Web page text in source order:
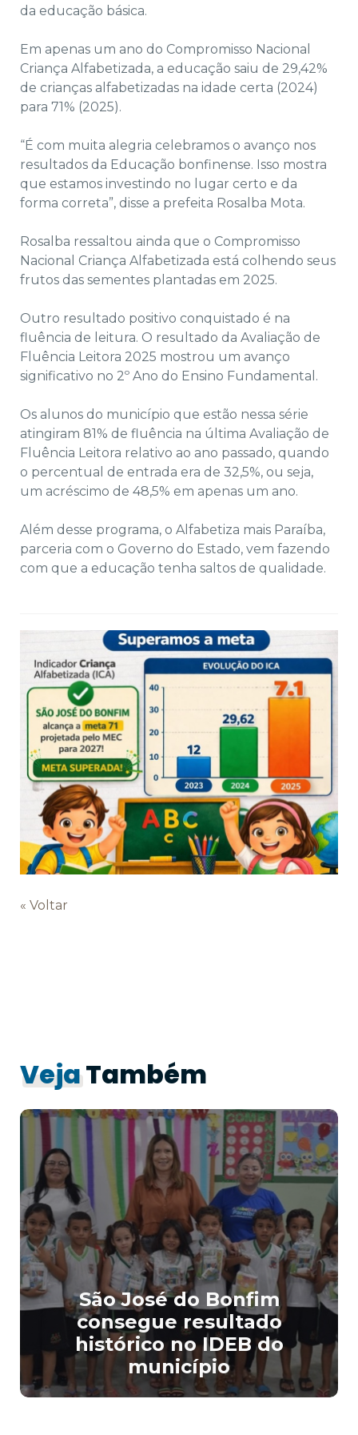
da educação básica.
Em apenas um ano do Compromisso Nacional
Criança Alfabetizada, a educação saiu de 29,42%
de crianças alfabetizadas na idade certa (2024)
para 71% (2025).
“É com muita alegria celebramos o avanço nos
resultados da Educação bonfinense. Isso mostra
que estamos investindo no lugar certo e da
forma correta”, disse a prefeita Rosalba Mota.
Rosalba ressaltou ainda que o Compromisso
Nacional Criança Alfabetizada está colhendo seus
frutos das sementes plantadas em 2025.
Outro resultado positivo conquistado é na
fluência de leitura. O resultado da Avaliação de
Fluência Leitora 2025 mostrou um avanço
significativo no 2º Ano do Ensino Fundamental.
Os alunos do município que estão nessa série
atingiram 81% de fluência na última Avaliação de
Fluência Leitora relativo ao ano passado, quando
o percentual de entrada era de 32,5%, ou seja,
um acréscimo de 48,5% em apenas um ano.
Além desse programa, o Alfabetiza mais Paraíba,
parceria com o Governo do Estado, vem fazendo
com que a educação tenha saltos de qualidade.
« Voltar
VejaTambém
São José do Bonfim
consegue resultado
histórico no IDEB do
município